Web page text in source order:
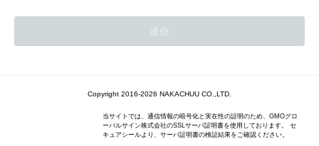
Copyright 2016-2026 NAKACHUU CO.,LTD.
当サイトでは、通信情報の暗号化と実在性の証明のため、GMOグロ
ーバルサイン株式会社のSSLサーバ証明書を使用しております。 セ
キュアシールより、サーバ証明書の検証結果をご確認ください。